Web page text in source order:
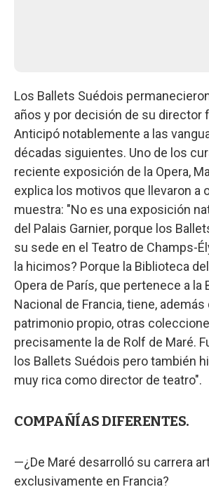
Los Ballets Suédois
años y por decisión de su director
Anticipó notablemente a las
décadas siguientes. Uno de los
reciente exposición de la Opera,
explica los motivos que llevaron a
muestra: "No es una exposición
del Palais Garnier, porque los
su sede en el Teatro de Champs-
la hicimos? Porque la Biblioteca
Opera de París, que pertenece a la
Nacional de Francia, tiene, además
patrimonio propio, otras
precisamente la de Rolf de Maré.
los Ballets Suédois pero también
muy rica como director de teatro".
COMPAÑÍAS DIFERENTES.
—¿De Maré desarrolló su carrera
exclusivamente en Francia?